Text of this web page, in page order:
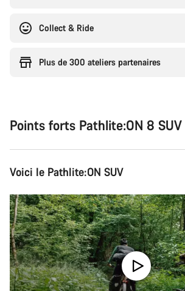
Collect & Ride
Plus de 300 ateliers partenaires
Points forts Pathlite:ON 8
Voici le Pathlite:ON SUV